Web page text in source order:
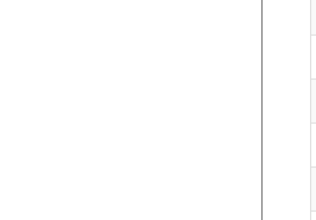
funcionarios_cargos.xml